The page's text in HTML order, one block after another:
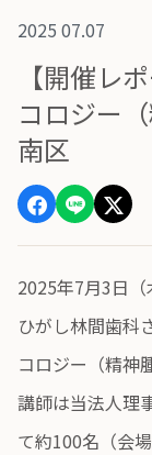
2025 07.07
【開催レ
コロジー
南区
2025年7月3日（
ひがし林間歯科
コロジー（精神
講師は当法人理
て約100名（会